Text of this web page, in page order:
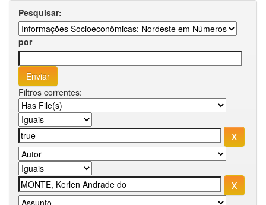
Pesquisar:
por
Filtros correntes: